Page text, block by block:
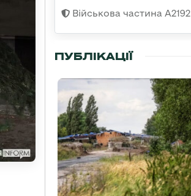
Військова частина А2192
ПУБЛІКАЦІЇ